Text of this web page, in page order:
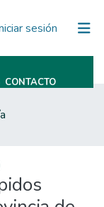
sesión (current)
CONTACTO